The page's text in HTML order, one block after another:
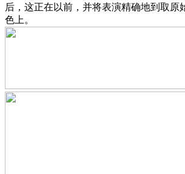
后，这正在以前，并将表演精确地到取原
色上。